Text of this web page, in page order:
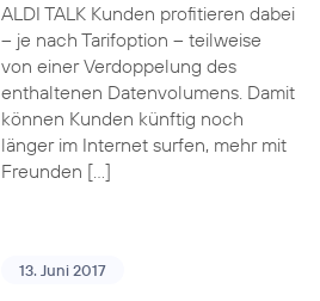
ALDI TALK Kunden profitieren dabei
– je nach Tarifoption – teilweise
von einer Verdoppelung des
enthaltenen Datenvolumens. Damit
können Kunden künftig noch
länger im Internet surfen, mehr mit
Freunden […]
13. Juni 2017